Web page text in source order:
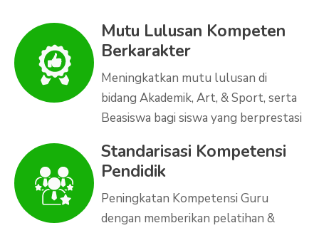
Mutu Lulusan Kompeten
Berkarakter
Meningkatkan mutu lulusan di
bidang Akademik, Art, & Sport, serta
Beasiswa bagi siswa yang berprestasi
Standarisasi Kompetensi
Pendidik
Peningkatan Kompetensi Guru
dengan memberikan pelatihan &